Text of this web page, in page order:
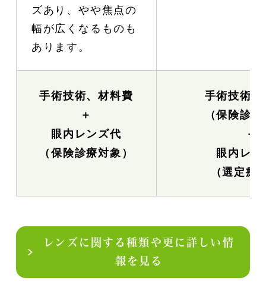
ズあり、やや焦点の
幅が広くなるものも
あります。
手術技術、材料費
＋
眼内レンズ代
（保険診療対象）
手術技術
（保険診
＋
眼内レ
（選定療
レンズに関する種類や更に詳しい情
報を見る